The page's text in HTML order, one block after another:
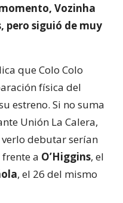
Vozinha
pero siguió de muy
que Colo Colo
física del
estreno. Si no suma
Unión La Calera,
debutar serían
a O’Higgins, el
, el 26 del mismo